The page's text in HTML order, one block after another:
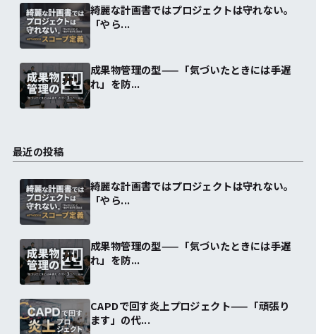
綺麗な計画書ではプロジェクトは守れない。
「やら...
成果物管理の型——「気づいたときには手遅
れ」を防...
最近の投稿
綺麗な計画書ではプロジェクトは守れない。
「やら...
成果物管理の型——「気づいたときには手遅
れ」を防...
CAPDで回す炎上プロジェクト——「頑張り
ます」の代...